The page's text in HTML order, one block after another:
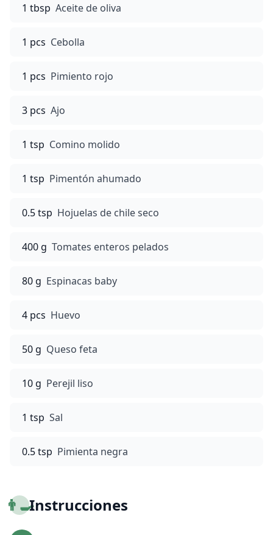
1 tbsp Aceite de oliva
1 pcs Cebolla
1 pcs Pimiento rojo
3 pcs Ajo
1 tsp Comino molido
1 tsp Pimentón ahumado
0.5 tsp Hojuelas de chile seco
400 g Tomates enteros pelados
80 g Espinacas baby
4 pcs Huevo
50 g Queso feta
10 g Perejil liso
1 tsp Sal
0.5 tsp Pimienta negra
👨‍🍳Instrucciones